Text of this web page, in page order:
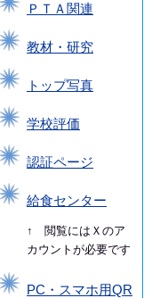
ＰＴＡ関連
教材・研究
トップ写真
学校評価
認証ページ
給食センター
↑ 閲覧にはＸのア
カウントが必要です
PC・スマホ用QR